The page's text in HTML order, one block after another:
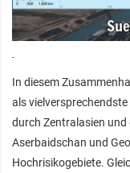
In diesem
als
durch Zentralasien und
Aserbaidschan und
Hochrisikogebiete.